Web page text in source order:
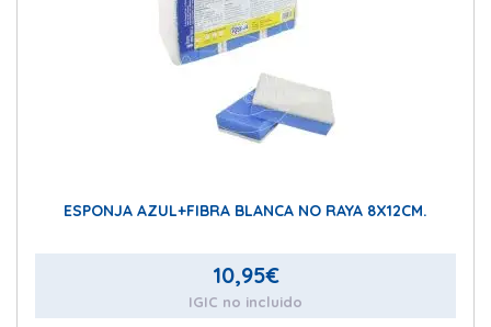
ESPONJA AZUL+FIBRA BLANCA NO RAYA 8X12CM.
10,95€
IGIC no incluido